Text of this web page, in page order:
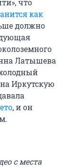
что
как
должно
Латышева
Иркутскую
, и он
с места